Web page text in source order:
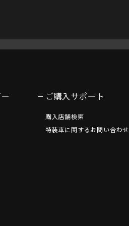
ご購入サポート
購入店舗検索
特装車に関するお問い合わせ